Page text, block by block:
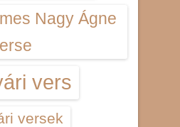
Nagy Ágne
vers
versek